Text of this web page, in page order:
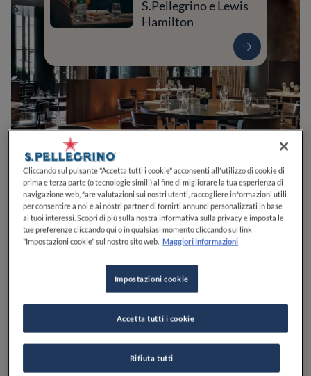
0 0 0 0 0
S.Pellegrino e Lewis
Hamilton
VEDI ORARI
VEDI SULLA MAPPA +39 02 8058 05230
VISIT WEBSITE
Cliccando sul pulsante "Accetta tutti i cookie" acconsenti all'utilizzo di cookie di
prima e terza parte (o tecnologie simili) al fine di migliorare la tua esperienza di
navigazione web, fare valutazioni sui nostri utenti, raccogliere informazioni utili
per consentire a noi e ai nostri partner di fornirti annunci personalizzati in base
ai tuoi interessi. Scopri di più sulla nostra informativa sulla privacy e imposta le
tue preferenze cliccando qui o in qualsiasi momento cliccando sul link
"Impostazioni cookie" sul nostro sito web. Maggiori informazioni
Impostazioni cookie
Rifiuta tutti
Accetta tutti i cookie